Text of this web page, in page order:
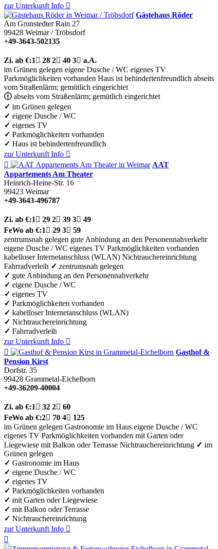
zur Unterkunft Info 
Gästehaus Röder
Am Grunstedter Rain 27
99428 Weimar / Tröbsdorf
+49-3643-502135
Zi. ab €:1  28 2 40 3 a.A.
im Grünen gelegen eigene Dusche / WC eigenes TV
Parkmöglichkeiten vorhanden Haus ist behindertenfreundlich abseits
vom Straßenlärm; gemütlich eingerichtet
ⓘabseits vom Straßenlärm; gemütlich eingerichtet
✓ im Grünen gelegen
✓ eigene Dusche / WC
✓ eigenes TV
✓ Parkmöglichkeiten vorhanden
✓ Haus ist behindertenfreundlich
zur Unterkunft Info 

AAT
Appartements Am Theater
Heinrich-Heine-Str. 16
99423 Weimar
+49-3643-496787
Zi. ab €:1  29 2 39 3 49
FeWo ab €:1  29 3 59
zentrumsnah gelegen gute Anbindung an den Personennahverkehr
eigene Dusche / WC eigenes TV Parkmöglichkeiten vorhanden
kabelloser Internetanschluss (WLAN) Nichtrauchereinrichtung
Fahrradverleih ✓ zentrumsnah gelegen
✓ gute Anbindung an den Personennahverkehr
✓ eigene Dusche / WC
✓ eigenes TV
✓ Parkmöglichkeiten vorhanden
✓ kabelloser Internetanschluss (WLAN)
✓ Nichtrauchereinrichtung
✓ Fahrradverleih
zur Unterkunft Info 

Gasthof &
Pension Kirst
Dorfstr. 35
99428 Grammetal-Eichelborn
+49-36209-40004
Zi. ab €:1  32 2 60
FeWo ab €:2 70 4 125
im Grünen gelegen Gastronomie im Haus eigene Dusche / WC
eigenes TV Parkmöglichkeiten vorhanden mit Garten oder
Liegewiese mit Balkon oder Terrasse Nichtrauchereinrichtung ✓ im
Grünen gelegen
✓ Gastronomie im Haus
✓ eigene Dusche / WC
✓ eigenes TV
✓ Parkmöglichkeiten vorhanden
✓ mit Garten oder Liegewiese
✓ mit Balkon oder Terrasse
✓ Nichtrauchereinrichtung
zur Unterkunft Info 
